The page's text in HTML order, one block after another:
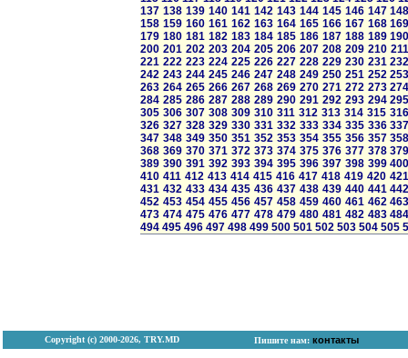
137 138 139 140 141 142 143 144 145 146 147
158 159 160 161 162 163 164 165 166 167 168
179 180 181 182 183 184 185 186 187 188 189
200 201 202 203 204 205 206 207 208 209 210 211
221 222 223 224 225 226 227 228 229 230 231
242 243 244 245 246 247 248 249 250 251 252
263 264 265 266 267 268 269 270 271 272 273
284 285 286 287 288 289 290 291 292 293 294
305 306 307 308 309 310 311 312 313 314 315 316
326 327 328 329 330 331 332 333 334 335 336
347 348 349 350 351 352 353 354 355 356 357
368 369 370 371 372 373 374 375 376 377 378
389 390 391 392 393 394 395 396 397 398 399
410 411 412 413 414 415 416 417 418 419 420 421
431 432 433 434 435 436 437 438 439 440 441
452 453 454 455 456 457 458 459 460 461 462
473 474 475 476 477 478 479 480 481 482 483
494 495 496 497 498 499 500 501 502 503 504 505
Copyright (с) 2000-2026, TRY.MD Пишите нам: контакты